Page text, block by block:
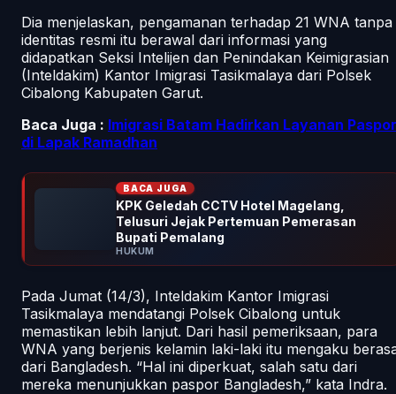
Dia menjelaskan, pengamanan terhadap 21 WNA tanpa
identitas resmi itu berawal dari informasi yang
didapatkan Seksi Intelijen dan Penindakan Keimigrasian
(Inteldakim) Kantor Imigrasi Tasikmalaya dari Polsek
Cibalong Kabupaten Garut.
Baca Juga : Imigrasi Batam Hadirkan Layanan Paspor
di Lapak Ramadhan
BACA JUGA
KPK Geledah CCTV Hotel Magelang,
Telusuri Jejak Pertemuan Pemerasan
Bupati Pemalang
HUKUM
Pada Jumat (14/3), Inteldakim Kantor Imigrasi
Tasikmalaya mendatangi Polsek Cibalong untuk
memastikan lebih lanjut. Dari hasil pemeriksaan, para
WNA yang berjenis kelamin laki-laki itu mengaku
dari Bangladesh. “Hal ini diperkuat, salah satu dari
mereka menunjukkan paspor Bangladesh,” kata Indra.